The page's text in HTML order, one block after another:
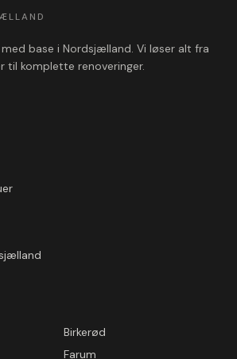
base i Nordsjælland. Vi løser alt fra
til komplette renoveringer.
Birkerød
Farum